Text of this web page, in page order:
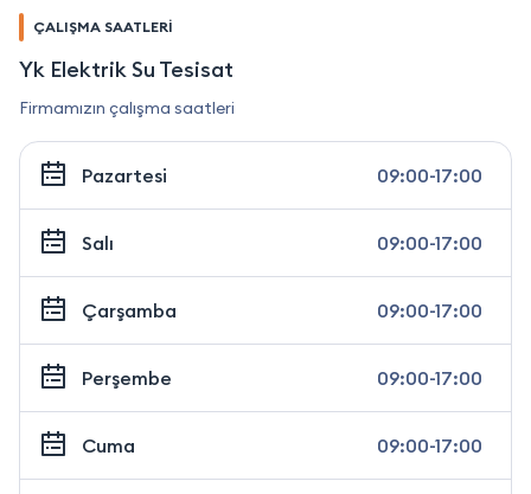
ÇALIŞMA SAATLERİ
Yk Elektrik Su Tesisat
Firmamızın çalışma saatleri
Pazartesi 09:00-17:00
Salı 09:00-17:00
Çarşamba 09:00-17:00
Perşembe 09:00-17:00
Cuma 09:00-17:00